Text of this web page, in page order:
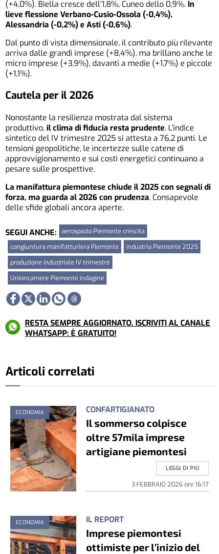
(+4,0%). Biella cresce dell’1,8%, Cuneo dello 0,9%. In
lieve flessione Verbano-Cusio-Ossola (-0,4%),
Alessandria (-0,2%) e Asti (-0,6%).
Dal punto di vista dimensionale, il contributo più rilevante
arriva dalle grandi imprese (+8,4%), ma brillano anche le
micro imprese (+3,9%), davanti a medie (+1,7%) e piccole
(+1,1%).
Cautela per il 2026
Nonostante la resilienza mostrata dal sistema
produttivo,il clima di fiducia resta prudente. L’indice
sintetico del IV trimestre 2025 si attesta a 76,2 punti. Le
tensioni geopolitiche, le incertezze sulle catene di
approvvigionamento e sui costi energetici continuano a
pesare sulle prospettive.
La manifattura piemontese chiude il 2025 con segnali di
forza, ma guarda al 2026 con prudenza. Consapevole
delle sfide globali ancora aperte.
SEGUI ANCHE:
aerospazio Piemonte crescita
congiuntura manifatturiera Piemonte
industria Piemonte 2025
produzione industriale IV trimestre
Unioncamere Piemonte indagine
RESTA SEMPRE AGGIORNATO. ISCRIVITI AL CANALE
WHATSAPP: È GRATUITO!
Articoli correlati
ECONOMIA CONFARTIGIANATO
Il sommerso colpisce
oltre 57mila imprese
artigiane piemontesi
3 FEBBRAIO 2026ore 16:17
LEGGI DI PIÚ
ECONOMIA IL REPORT
Imprese piemontesi
ottimiste per l’inizio del